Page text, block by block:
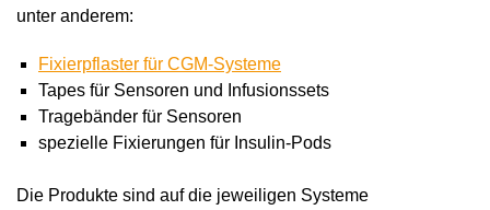
unter anderem:
Fixierpflaster für CGM-Systeme
Tapes für Sensoren und Infusionssets
Tragebänder für Sensoren
spezielle Fixierungen für Insulin-Pods
Die Produkte sind auf die jeweiligen Systeme